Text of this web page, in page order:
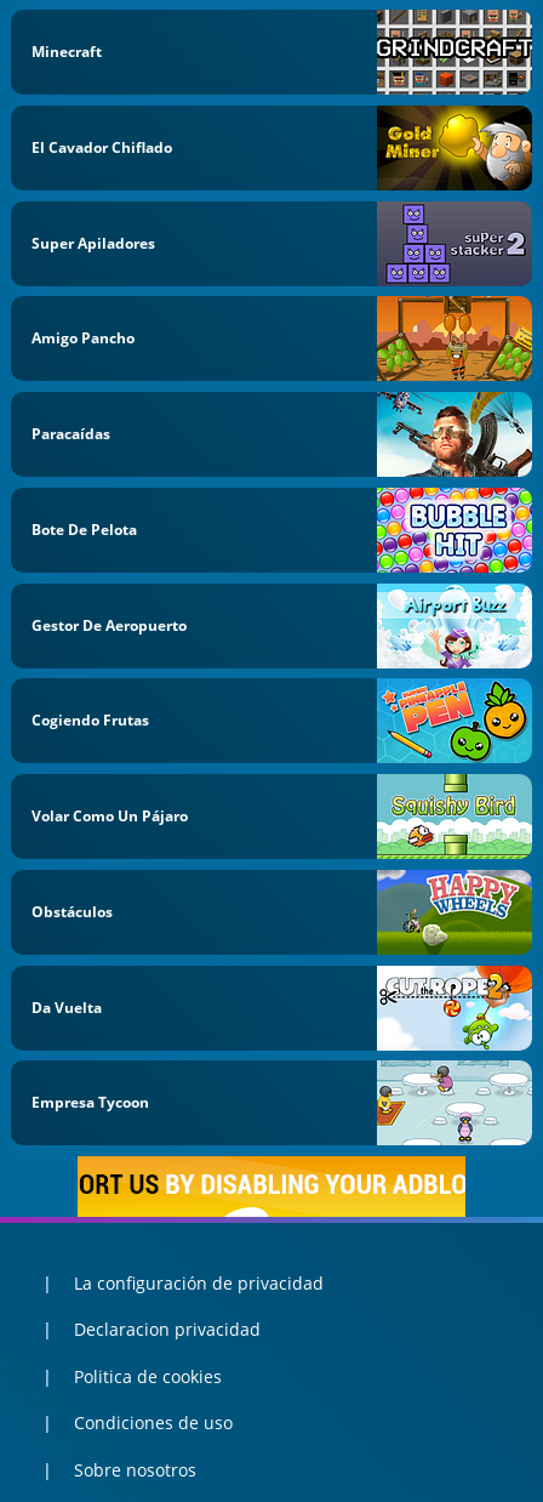
Minecraft
El Cavador Chiflado
Super Apiladores
Amigo Pancho
Paracaídas
Bote De Pelota
Gestor De Aeropuerto
Cogiendo Frutas
Volar Como Un Pájaro
Obstáculos
Da Vuelta
Empresa Tycoon
La configuración de privacidad
Declaracion privacidad
Politica de cookies
Condiciones de uso
Sobre nosotros